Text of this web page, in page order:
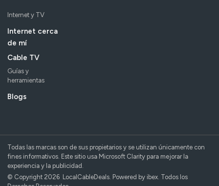
Internet y TV
Internet cerca
de mí
Cable TV
Guías y
herramientas
Blogs
Todas las marcas son de sus propietarios y se utilizan únicamente con
fines informativos. Este sitio usa Microsoft Clarity para mejorar la
experiencia y la publicidad.
© Copyright 2026 LocalCableDeals. Powered by ibex. Todos los